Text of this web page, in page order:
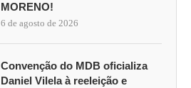
MORENO!
6 de agosto de 2026
Convenção do MDB oficializa
Daniel Vilela à reeleição e